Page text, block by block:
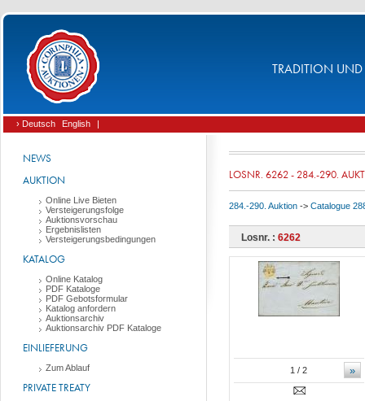
TRADITION UND
› Deutsch English |
NEWS
AUKTION
Online Live Bieten
Versteigerungsfolge
Auktionsvorschau
Ergebnislisten
Versteigerungsbedingungen
KATALOG
Online Katalog
PDF Kataloge
PDF Gebotsformular
Katalog anfordern
Auktionsarchiv
Auktionsarchiv PDF Kataloge
EINLIEFERUNG
Zum Ablauf
PRIVATE TREATY
LOSNR. 6262 - 284.-290.
284.-290. Auktion -> Catalogue
Losnr. : 6262
»
1 / 2